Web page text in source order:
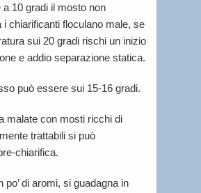
a 10 gradi il mosto non
i chiarificanti floculano male, se
sui 20 gradi rischi un inizio
e addio separazione statica.
può essere sui 15-16 gradi.
malate con mosti ricchi di
trattabili si può
chiarifica.
po’ di aromi, si guadagna in